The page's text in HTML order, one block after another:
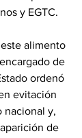
y EGTC.
alimento
de
ordenó
evitación
nacional y,
de